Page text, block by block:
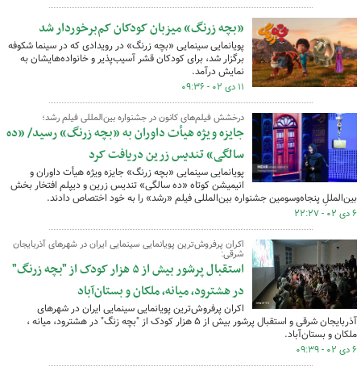
«بچه زرنگ» میزبان کودکان کم‌برخوردار شد
پویانمایی سینمایی «بچه زرنگ» در رویدادی که در سینما شکوفه
برگزار شد، برای کودکان قشر آسیب‌پذیر و خانواده‌هایشان به
نمایش درآمد.
۱۱ دی ۰۲ - ۰۹:۳۶
درخشش فیلم‌های کانون در جشنواره بین‌المللی فیلم رشد؛
جایزه ویژه هیأت داوران به «بچه زرنگ» رسید/ «ده
سالگی» تندیس زرین دریافت کرد
پویانمایی سینمایی «بچه زرنگ» جایزه ویژه هیأت داوران و
انیمیشن کوتاه «ده سالگی» تندیس زرین و دیپلم افتخار بخش
بین‌المللِ پنجاه‌وسومین جشنواره بین‌المللی فیلم «رشد» را به خود اختصاص دادند.
۶ دی ۰۲ - ۲۲:۲۷
اکران پرفروش‌ترین پویانمایی سینمایی ایران در شهرهای آذربایجان
شرقی:
استقبال پرشور بیش از ۵ هزار کودک از "بچه زرنگ"
در هشترود، میانه، ملکان و بستان‌آباد
اکران پرفروش‌ترین پویانمایی سینمایی ایران در شهرهای
آذربایجان شرقی و استقبال پرشور بیش از ۵ هزار کودک از "بچه زنگ" در هشترود، میانه ،
ملکان و بستان‌آباد.
۶ دی ۰۲ - ۰۹:۳۹